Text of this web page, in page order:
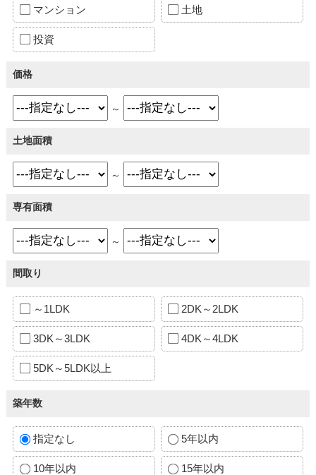
マンション 土地
投資
価格
～
土地面積
～
専有面積
～
間取り
～1LDK 2DK～2LDK
3DK～3LDK 4DK～4LDK
5DK～5LDK以上
築年数
指定なし 5年以内
10年以内 15年以内